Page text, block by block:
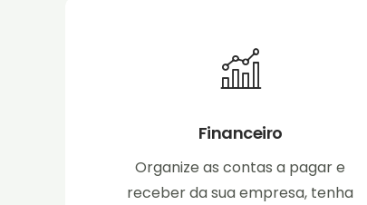
Financeiro
Organize as contas a pagar e
receber da sua empresa, tenha